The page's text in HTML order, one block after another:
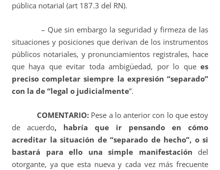
pública notarial (art 187.3 del RN).
– Que sin embargo la seguridad y firmeza de las
situaciones y posiciones que derivan de los instrumentos
públicos notariales, y pronunciamientos registrales, hace
que haya que evitar toda ambigüedad, por lo quees
preciso completar siempre la expresión “separado”
con la de “legal o judicialmente”.
COMENTARIO: Pese a lo anterior con lo que estoy
de acuerdo, habría que ir pensando en cómo
acreditar la situación de “separado de hecho”, o si
bastará para ello una simple manifestación del
otorgante, ya que esta nueva y cada vez más frecuente